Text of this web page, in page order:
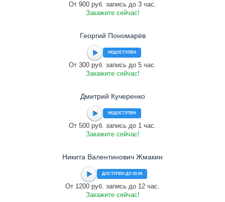
От 900 руб. запись до 3 час.
Закажите сейчас!
Георгий Пономарёв
НЕДОСТУПЕН
От 300 руб. запись до 5 час.
Закажите сейчас!
Дмитрий Кучеренко
НЕДОСТУПЕН
От 500 руб. запись до 1 час.
Закажите сейчас!
Никита Валентинович Жмакин
ДОСТУПЕН ДО 23:59
От 1200 руб. запись до 12 час.
Закажите сейчас!